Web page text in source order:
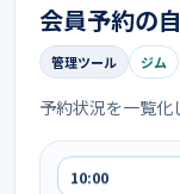
会員予約の
管理ツール ジム
予約状況を一覧化
10:00